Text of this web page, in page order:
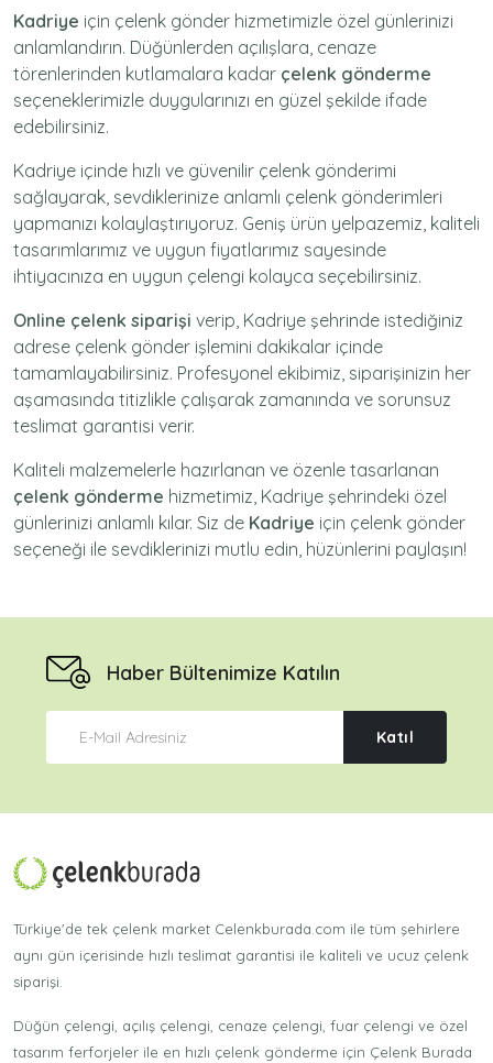
Kadriye için çelenk gönder hizmetimizle özel günlerinizi
anlamlandırın. Düğünlerden açılışlara, cenaze
törenlerinden kutlamalara kadar çelenk gönderme
seçeneklerimizle duygularınızı en güzel şekilde ifade
edebilirsiniz.
Kadriye içinde hızlı ve güvenilir çelenk gönderimi
sağlayarak, sevdiklerinize anlamlı çelenk gönderimleri
yapmanızı kolaylaştırıyoruz. Geniş ürün yelpazemiz, kaliteli
tasarımlarımız ve uygun fiyatlarımız sayesinde
ihtiyacınıza en uygun çelengi kolayca seçebilirsiniz.
Online çelenk siparişi verip, Kadriye şehrinde istediğiniz
adrese çelenk gönder işlemini dakikalar içinde
tamamlayabilirsiniz. Profesyonel ekibimiz, siparişinizin her
aşamasında titizlikle çalışarak zamanında ve sorunsuz
teslimat garantisi verir.
Kaliteli malzemelerle hazırlanan ve özenle tasarlanan
çelenk gönderme hizmetimiz, Kadriye şehrindeki özel
günlerinizi anlamlı kılar. Siz de Kadriye için çelenk gönder
seçeneği ile sevdiklerinizi mutlu edin, hüzünlerini paylaşın!
Haber Bültenimize Katılın
Katıl
Türkiye'de tek çelenk market Celenkburada.com ile tüm şehirlere
aynı gün içerisinde hızlı teslimat garantisi ile kaliteli ve ucuz çelenk
siparişi.
Düğün çelengi, açılış çelengi, cenaze çelengi, fuar çelengi ve özel
tasarım ferforjeler ile en hızlı çelenk gönderme için Çelenk Burada